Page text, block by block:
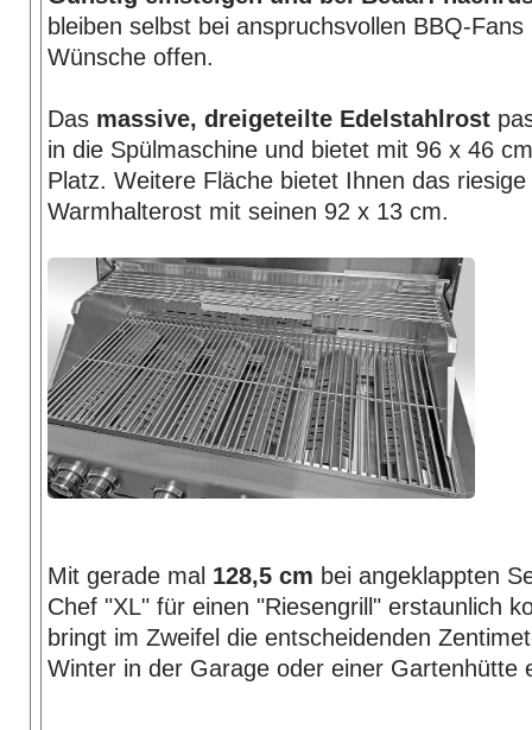
bleiben selbst bei anspruchsvollen BBQ-Fans
Wünsche offen.
Das massive, dreigeteilte Edelstahlrost
in die Spülmaschine und bietet mit 96 x 46
Platz. Weitere Fläche bietet Ihnen das
Warmhalterost mit seinen 92 x 13 cm.
Mit gerade mal 128,5 cm bei angeklappten
Chef "XL" für einen "Riesengrill" erstaunlich
bringt im Zweifel die entscheidenden
Winter in der Garage oder einer Gartenhütte